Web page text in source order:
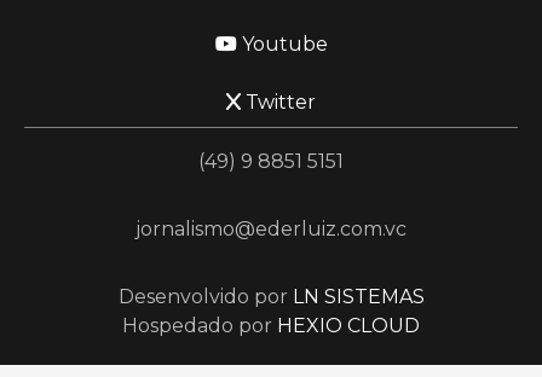
Youtube
Twitter
(49) 9 8851 5151
jornalismo@ederluiz.com.vc
Desenvolvido por LN SISTEMAS
Hospedado por HEXIO CLOUD